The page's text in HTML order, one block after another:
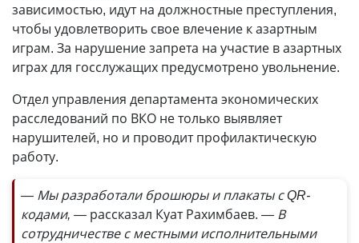
зависимостью, идут на должностные преступления,
чтобы удовлетворить свое влечение к азартным
играм. За нарушение запрета на участие в азартных
играх для госслужащих предусмотрено увольнение.
Отдел управления департамента экономических
расследований по ВКО не только выявляет
нарушителей, но и проводит профилактическую
работу.
— Мы разработали брошюры и плакаты с QR-
кодами, — рассказал Куат Рахимбаев. — В
сотрудничестве с местными исполнительными